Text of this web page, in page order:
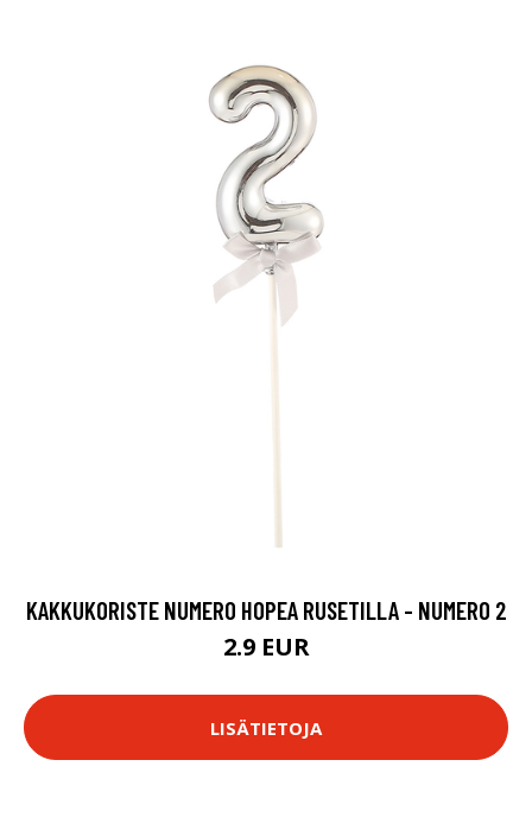
KAKKUKORISTE NUMERO HOPEA RUSETILLA - NUMERO 2
2.9 EUR
LISÄTIETOJA